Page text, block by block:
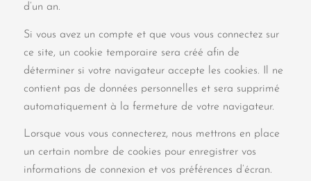
d’un an.
Si vous avez un compte et que vous vous connectez sur
ce site, un cookie temporaire sera créé afin de
déterminer si votre navigateur accepte les cookies. Il ne
contient pas de données personnelles et sera supprimé
automatiquement à la fermeture de votre navigateur.
Lorsque vous vous connecterez, nous mettrons en place
un certain nombre de cookies pour enregistrer vos
informations de connexion et vos préférences d’écran.